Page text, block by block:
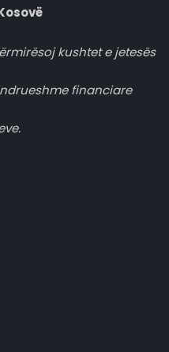
kushtet e jetesës
financiare